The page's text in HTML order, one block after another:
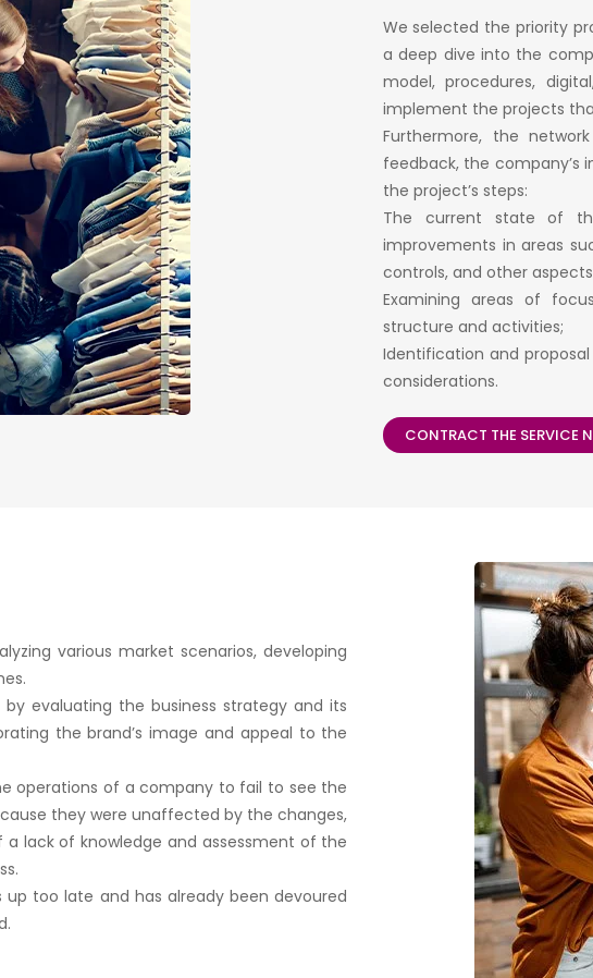
We selected the priority
a deep dive into the
model, procedures,
implement the projects
Furthermore, the
feedback, the company’s
the project’s steps:
The current state of
improvements in areas
controls, and other
Examining areas of
structure and activities;
Identification and
considerations.
CONTRACT THE SERVICE
various market scenarios, developing
evaluating the business strategy and its
the brand’s image and appeal to the
operations of a company to fail to see the
they were unaffected by the changes,
lack of knowledge and assessment of the
too late and has already been devoured